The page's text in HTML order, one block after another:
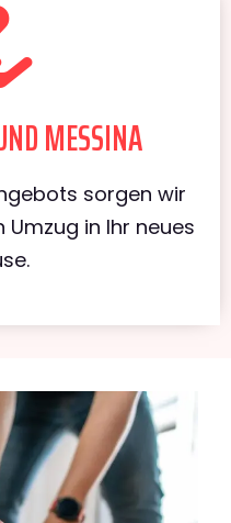
MESSINA
sorgen wir
in Ihr neues